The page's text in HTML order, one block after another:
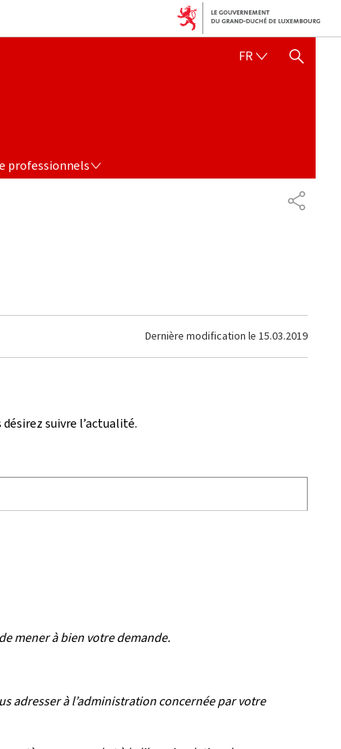
FRFRANÇAIS
AFFICHER / MASQUER
professionnels
Dernière modification le 15.03.2019
suivre l’actualité.
mener à bien votre demande.
adresser à l’administration concernée par votre